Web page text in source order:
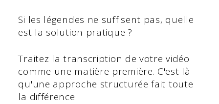
Si les légendes ne suffisent pas, quelle
est la solution pratique ?
Traitez la transcription de votre vidéo
comme une matière première. C'est là
qu'une approche structurée fait toute
la différence.